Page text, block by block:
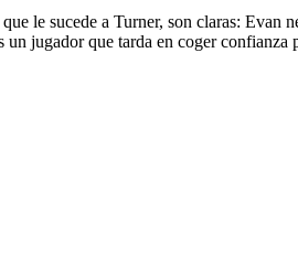
le sucede a Turner, son claras:
un jugador que tarda en coger confianza